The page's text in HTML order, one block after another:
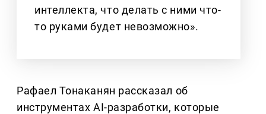
интеллекта, что делать с ними что-
то руками будет невозможно».
Рафаел Тонаканян рассказал об
инструментах AI-разработки, которые